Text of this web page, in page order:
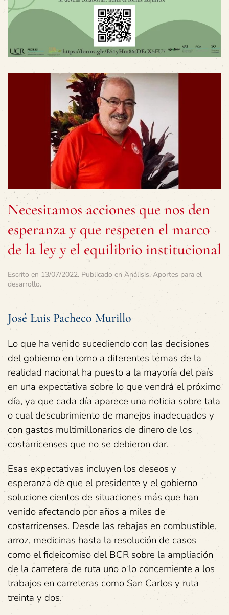
Necesitamos acciones que nos den
esperanza y que respeten el marco
de la ley y el equilibrio institucional
Escrito en 13/07/2022. Publicado en Análisis, Aportes para el
desarrollo.
José Luis Pacheco Murillo
Lo que ha venido sucediendo con las decisiones
del gobierno en torno a diferentes temas de la
realidad nacional ha puesto a la mayoría del país
en una expectativa sobre lo que vendrá el próximo
día, ya que cada día aparece una noticia sobre tala
o cual descubrimiento de manejos inadecuados y
con gastos multimillonarios de dinero de los
costarricenses que no se debieron dar.
Esas expectativas incluyen los deseos y
esperanza de que el presidente y el gobierno
solucione cientos de situaciones más que han
venido afectando por años a miles de
costarricenses. Desde las rebajas en combustible,
arroz, medicinas hasta la resolución de casos
como el fideicomiso del BCR sobre la ampliación
de la carretera de ruta uno o lo concerniente a los
trabajos en carreteras como San Carlos y ruta
treinta y dos.